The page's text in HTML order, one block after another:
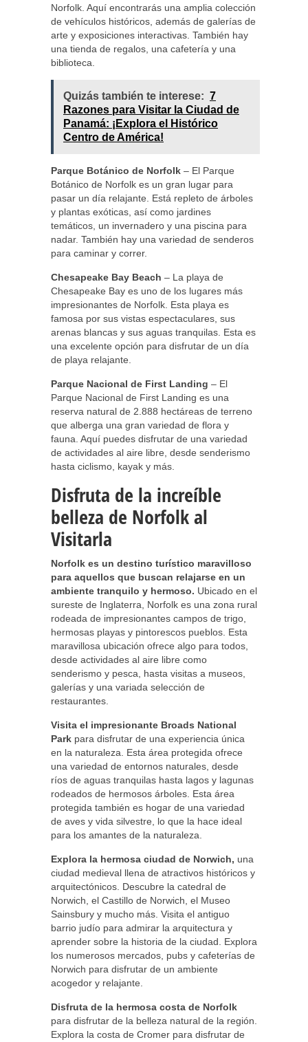
Norfolk. Aquí encontrarás una amplia colección
de vehículos históricos, además de galerías de
arte y exposiciones interactivas. También hay
una tienda de regalos, una cafetería y una
biblioteca.
Quizás también te interese: 7
Razones para Visitar la Ciudad de
Panamá: ¡Explora el Histórico
Centro de América!
Parque Botánico de Norfolk – El Parque
Botánico de Norfolk es un gran lugar para
pasar un día relajante. Está repleto de árboles
y plantas exóticas, así como jardines
temáticos, un invernadero y una piscina para
nadar. También hay una variedad de senderos
para caminar y correr.
Chesapeake Bay Beach – La playa de
Chesapeake Bay es uno de los lugares más
impresionantes de Norfolk. Esta playa es
famosa por sus vistas espectaculares, sus
arenas blancas y sus aguas tranquilas. Esta es
una excelente opción para disfrutar de un día
de playa relajante.
Parque Nacional de First Landing – El
Parque Nacional de First Landing es una
reserva natural de 2.888 hectáreas de terreno
que alberga una gran variedad de flora y
fauna. Aquí puedes disfrutar de una variedad
de actividades al aire libre, desde senderismo
hasta ciclismo, kayak y más.
Disfruta de la increíble
belleza de Norfolk al
Visitarla
Norfolk es un destino turístico maravilloso
para aquellos que buscan relajarse en un
ambiente tranquilo y hermoso. Ubicado en el
sureste de Inglaterra, Norfolk es una zona rural
rodeada de impresionantes campos de trigo,
hermosas playas y pintorescos pueblos. Esta
maravillosa ubicación ofrece algo para todos,
desde actividades al aire libre como
senderismo y pesca, hasta visitas a museos,
galerías y una variada selección de
restaurantes.
Visita el impresionante Broads National
Park para disfrutar de una experiencia única
en la naturaleza. Esta área protegida ofrece
una variedad de entornos naturales, desde
ríos de aguas tranquilas hasta lagos y lagunas
rodeados de hermosos árboles. Esta área
protegida también es hogar de una variedad
de aves y vida silvestre, lo que la hace ideal
para los amantes de la naturaleza.
Explora la hermosa ciudad de Norwich, una
ciudad medieval llena de atractivos históricos y
arquitectónicos. Descubre la catedral de
Norwich, el Castillo de Norwich, el Museo
Sainsbury y mucho más. Visita el antiguo
barrio judío para admirar la arquitectura y
aprender sobre la historia de la ciudad. Explora
los numerosos mercados, pubs y cafeterías de
Norwich para disfrutar de un ambiente
acogedor y relajante.
Disfruta de la hermosa costa de Norfolk
para disfrutar de la belleza natural de la región.
Explora la costa de Cromer para disfrutar de